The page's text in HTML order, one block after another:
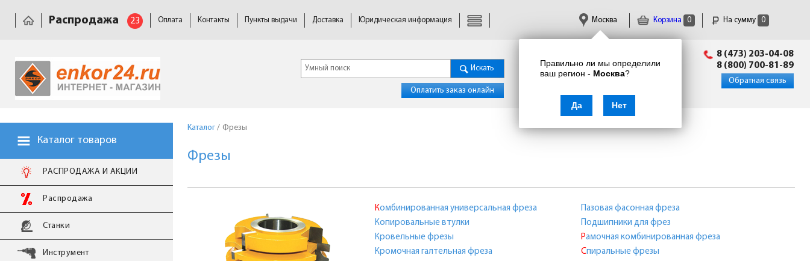
Корзина 0 На сумму 0
Правильно ли мы определили
ваш регион - Москва?
Да Нет
Москва
Распродажа 23 Оплата Контакты Пункты выдачи Доставка Юридическая информация
Искать
Оплатить заказ онлайн
info@enkor24.ru
8 (473) 203-04-08
8 (800) 700-81-89
Обратная связь
Каталог товаров
РАСПРОДАЖА И АКЦИИ
Распродажа
Станки
Инструмент
Каталог / Фрезы
Фрезы
Комбинированная универсальная фреза
Копировальные втулки
Кровельные фрезы
Кромочная галтельная фреза
Пазовая фасонная фреза
Подшипники для фрез
Рамочная комбинированная фреза
Спиральные фрезы